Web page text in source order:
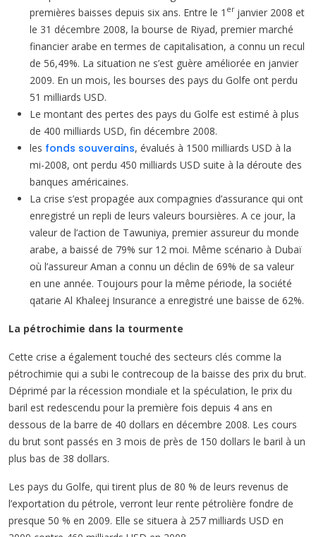
premières baisses depuis six ans. Entre le 1 erjanvier 2008 et
le 31 décembre 2008, la bourse de Riyad, premier marché
financier arabe en termes de capitalisation, a connu un recul
de 56,49%. La situation ne s’est guère améliorée en janvier
2009. En un mois, les bourses des pays du Golfe ont perdu
51 milliards USD.
Le montant des pertes des pays du Golfe est estimé à plus
de 400 milliards USD, fin décembre 2008.
les fonds souverains, évalués à 1500 milliards USD à la
mi-2008, ont perdu 450 milliards USD suite à la déroute des
banques américaines.
La crise s’est propagée aux compagnies d’assurance qui ont
enregistré un repli de leurs valeurs boursières. A ce jour, la
valeur de l’action de Tawuniya, premier assureur du monde
arabe, a baissé de 79% sur 12 moi. Même scénario à Dubaï
où l’assureur Aman a connu un déclin de 69% de sa valeur
en une année. Toujours pour la même période, la société
qatarie Al Khaleej Insurance a enregistré une baisse de 62%.
La pétrochimie dans la tourmente
Cette crise a également touché des secteurs clés comme la
pétrochimie qui a subi le contrecoup de la baisse des prix du brut.
Déprimé par la récession mondiale et la spéculation, le prix du
baril est redescendu pour la première fois depuis 4 ans en
dessous de la barre de 40 dollars en décembre 2008. Les cours
du brut sont passés en 3 mois de près de 150 dollars le baril à un
plus bas de 38 dollars.
Les pays du Golfe, qui tirent plus de 80 % de leurs revenus de
l’exportation du pétrole, verront leur rente pétrolière fondre de
presque 50 % en 2009. Elle se situera à 257 milliards USD en